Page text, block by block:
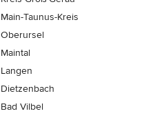
Main-Taunus-Kreis
Oberursel
Maintal
Langen
Dietzenbach
Bad Vilbel